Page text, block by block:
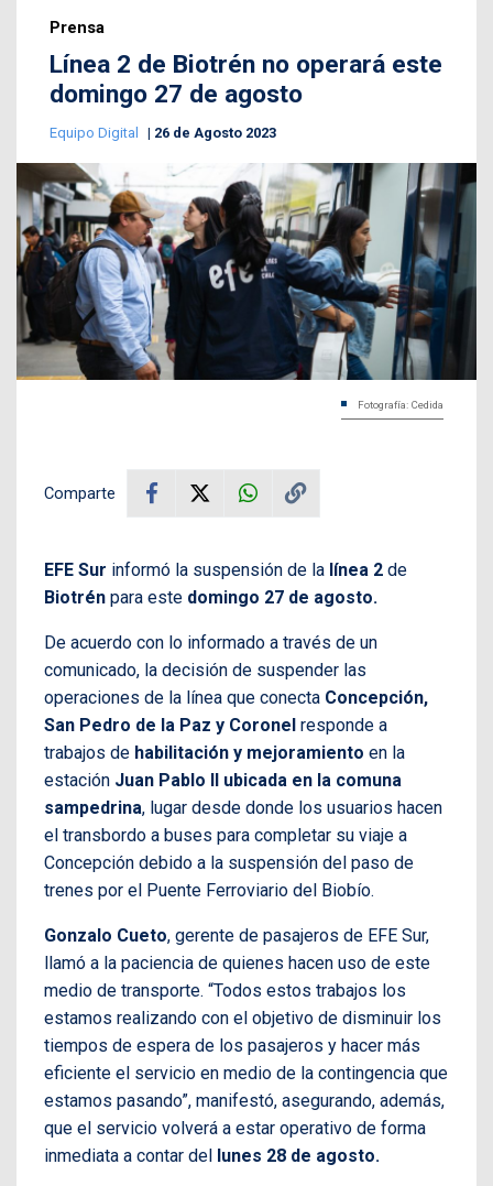
Prensa
Línea 2 de Biotrén no operará este
domingo 27 de agosto
Equipo Digital 26 de Agosto 2023
Fotografía: Cedida
Comparte
EFE Sur informó la suspensión de la línea 2 de
Biotrén para este domingo 27 de agosto.
De acuerdo con lo informado a través de un
comunicado, la decisión de suspender las
operaciones de la línea que conecta Concepción,
San Pedro de la Paz y Coronel responde a
trabajos de habilitación y mejoramiento en la
estación Juan Pablo II ubicada en la comuna
sampedrina, lugar desde donde los usuarios hacen
el transbordo a buses para completar su viaje a
Concepción debido a la suspensión del paso de
trenes por el Puente Ferroviario del Biobío.
Gonzalo Cueto, gerente de pasajeros de EFE Sur,
llamó a la paciencia de quienes hacen uso de este
medio de transporte. “Todos estos trabajos los
estamos realizando con el objetivo de disminuir los
tiempos de espera de los pasajeros y hacer más
eficiente el servicio en medio de la contingencia que
estamos pasando”, manifestó, asegurando, además,
que el servicio volverá a estar operativo de forma
inmediata a contar del lunes 28 de agosto.